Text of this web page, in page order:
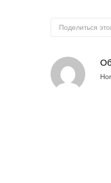
Поделиться